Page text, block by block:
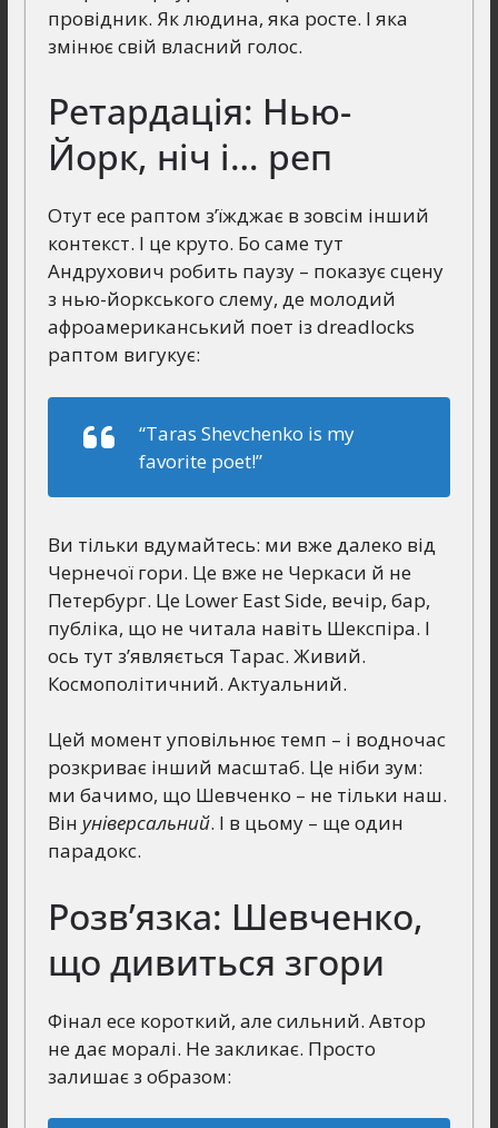
провідник. Як людина, яка росте. І яка
змінює свій власний голос.
Ретардація: Нью-
Йорк, ніч і… реп
Отут есе раптом з’їжджає в зовсім інший
контекст. І це круто. Бо саме тут
Андрухович робить паузу – показує сцену
з нью-йоркського слему, де молодий
афроамериканський поет із dreadlocks
раптом вигукує:
“Taras Shevchenko is my
favorite poet!”
Ви тільки вдумайтесь: ми вже далеко від
Чернечої гори. Це вже не Черкаси й не
Петербург. Це Lower East Side, вечір, бар,
публіка, що не читала навіть Шекспіра. І
ось тут з’являється Тарас. Живий.
Космополітичний. Актуальний.
Цей момент уповільнює темп – і водночас
розкриває інший масштаб. Це ніби зум:
ми бачимо, що Шевченко – не тільки наш.
Він універсальний. І в цьому – ще один
парадокс.
Розв’язка: Шевченко,
що дивиться згори
Фінал есе короткий, але сильний. Автор
не дає моралі. Не закликає. Просто
залишає з образом: